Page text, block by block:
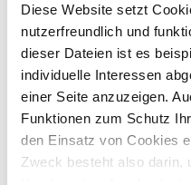
Diese Website setzt
nutzerfreundlich und
dieser Dateien ist es
individuelle Interessen
einer Seite anzuzeigen.
Funktionen zum Schutz
den Einsatz von Cookies
Zweck besteht also darin,